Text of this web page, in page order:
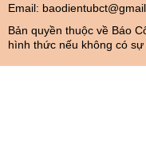
Email:
Bản quyền thuộc về Báo
hình thức nếu không có